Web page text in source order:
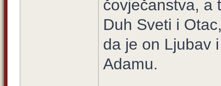
čovječanstva, a
Duh Sveti i
da je on Ljubav
Adamu.